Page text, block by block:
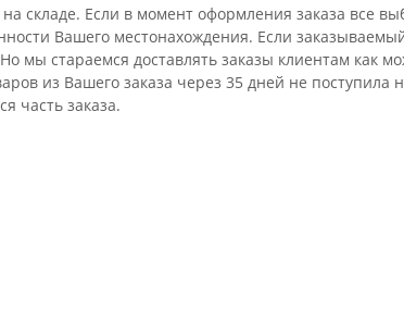
на складе. Если в момент оформления заказа все
Вашего местонахождения. Если
мы стараемся доставлять заказы клиентам как
из Вашего заказа через 35 дней не
часть заказа.